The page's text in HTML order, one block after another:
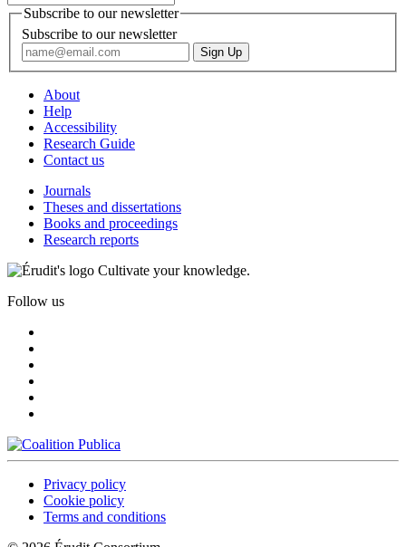
Subscribe to our newsletter
Subscribe to our newsletter
About
Help
Accessibility
Research Guide
Contact us
Journals
Theses and dissertations
Books and proceedings
Research reports
Cultivate your knowledge.
Follow us
Privacy policy
Cookie policy
Terms and conditions